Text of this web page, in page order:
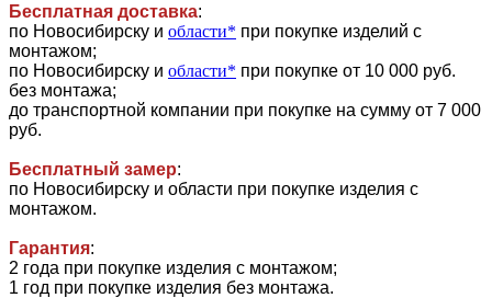
Бесплатная доставка:
по Новосибирску и области* при покупке изделий с
монтажом;
по Новосибирску и области* при покупке от 10 000 руб.
без монтажа;
до транспортной компании при покупке на сумму от 7 000
руб.
Бесплатный замер:
по Новосибирску и области при покупке изделия с
монтажом.
Гарантия:
2 года при покупке изделия с монтажом;
1 год при покупке изделия без монтажа.